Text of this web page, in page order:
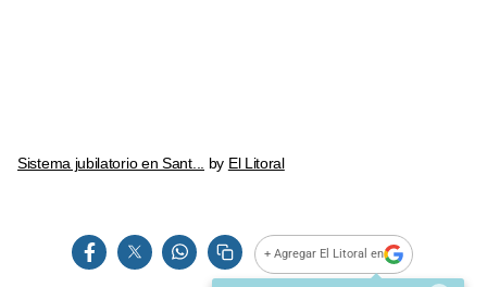
Sistema jubilatorio en Sant... by El Litoral
+ Agregar El Litoral en